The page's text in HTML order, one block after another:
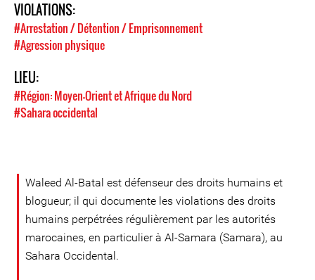
VIOLATIONS:
#Arrestation / Détention / Emprisonnement
#Agression physique
LIEU:
#Région: Moyen-Orient et Afrique du Nord
#Sahara occidental
Waleed Al-Batal est défenseur des droits humains et
blogueur; il qui documente les violations des droits
humains perpétrées régulièrement par les autorités
marocaines, en particulier à Al-Samara (Samara), au
Sahara Occidental.